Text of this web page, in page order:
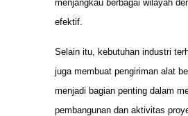
menjangkau berbagai wilayah
efektif.
Selain itu, kebutuhan industri
juga membuat pengiriman alat
menjadi bagian penting dalam
pembangunan dan aktivitas